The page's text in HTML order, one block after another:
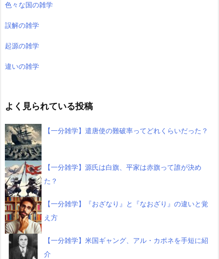
色々な国の雑学
誤解の雑学
起源の雑学
違いの雑学
よく見られている投稿
【一分雑学】遣唐使の難破率ってどれくらいだった？
【一分雑学】源氏は白旗、平家は赤旗って誰が決め
た？
【一分雑学】『おざなり』と『なおざり』の違いと覚
え方
【一分雑学】米国ギャング、アル・カポネを手短に紹
介